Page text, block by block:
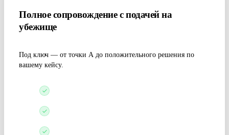
Полное сопровождение с подачей на
убежище
Под ключ — от точки А до положительного решения по
вашему кейсу.